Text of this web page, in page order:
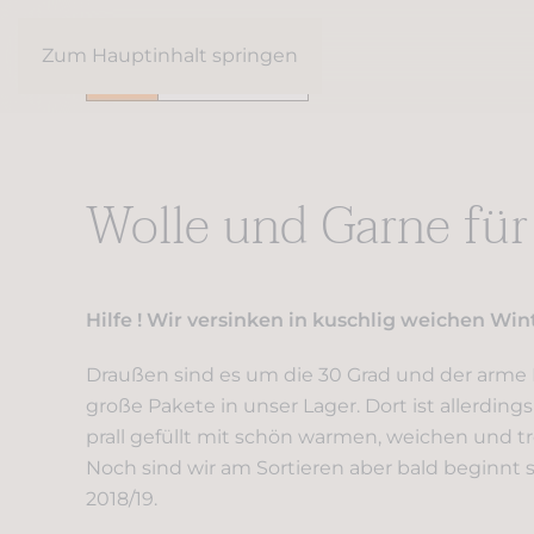
Zum Hauptinhalt springen
Wolle und Garne
Hilfe ! Wir versinken in kuschlig weichen
Draußen sind es um die 30 Grad und der
große Pakete in unser Lager. Dort ist
prall gefüllt mit schön warmen, weichen und
Noch sind wir am Sortieren aber bald beginnt
2018/19.